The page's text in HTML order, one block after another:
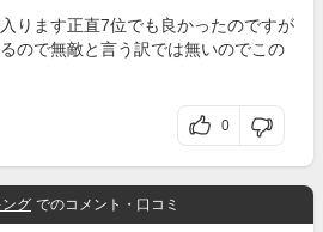
ります正直7位でも良かったのですが
ので無敵と言う訳では無いのでこの
0
グ でのコメント・口コミ